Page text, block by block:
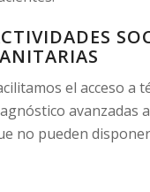
el acceso a
avanzadas
no pueden